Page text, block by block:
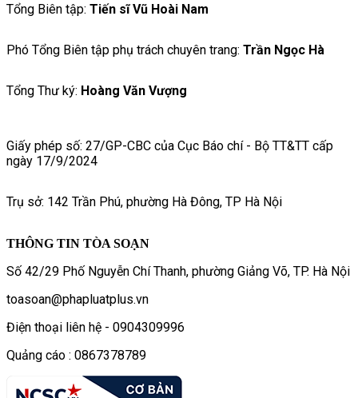
Tổng Biên tập: Tiến sĩ Vũ Hoài Nam
Phó Tổng Biên tập phụ trách chuyên trang: Trần Ngọc Hà
Tổng Thư ký: Hoàng Văn Vượng
Giấy phép số: 27/GP-CBC của Cục Báo chí - Bộ TT&TT cấp
ngày 17/9/2024
Trụ sở: 142 Trần Phú, phường Hà Đông, TP Hà Nội
THÔNG TIN TÒA SOẠN
Số 42/29 Phố Nguyễn Chí Thanh, phường Giảng Võ, TP. Hà Nội
toasoan@phapluatplus.vn
Điện thoại liên hệ - 0904309996
Quảng cáo : 0867378789